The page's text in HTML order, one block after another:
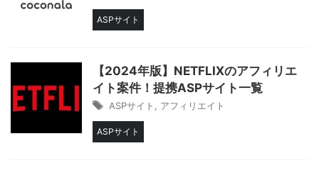
ASPサイト
【2024年版】NETFLIXのアフィリエ
イト案件！提携ASPサイト一覧
ASPサイト アフィリエイト
ASPサイト